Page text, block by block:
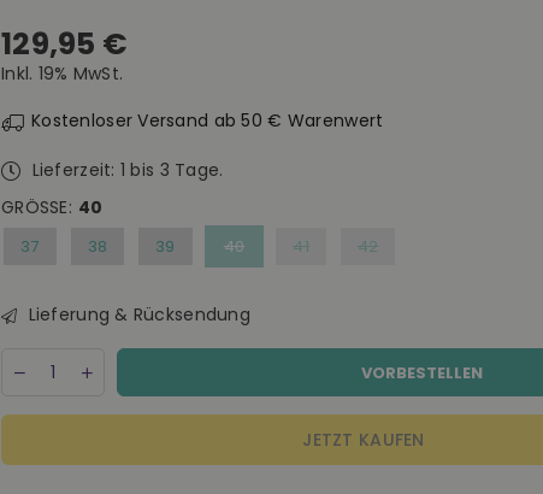
Normaler
Preis
129,95 €
Inkl. 19% MwSt.
Kostenloser Versand ab 50 € Warenwert
Lieferzeit: 1 bis 3 Tage.
GRÖSSE: 40
37 38 39 40 41 42
Lieferung & Rücksendung
Decrease
for
Increase
quantity
for
VORBESTELLEN
JETZT KAUFEN